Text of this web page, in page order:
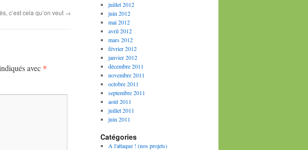
c’est cela qu’on veut →
avec *
juillet 2012
juin 2012
mai 2012
avril 2012
mars 2012
février 2012
janvier 2012
décembre 2011
novembre 2011
octobre 2011
septembre 2011
août 2011
juillet 2011
juin 2011
Catégories
A l'attaque ! (nos projets)